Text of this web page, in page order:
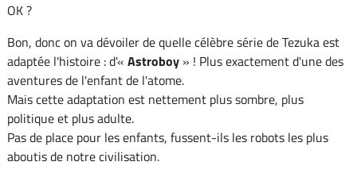
OK ?
Bon, donc on va dévoiler de quelle célèbre série de Tezuka est
adaptée l'histoire : d'« Astroboy» ! Plus exactement d'une des
aventures de l'enfant de l'atome.
Mais cette adaptation est nettement plus sombre, plus
politique et plus adulte.
Pas de place pour les enfants, fussent-ils les robots les plus
aboutis de notre civilisation.